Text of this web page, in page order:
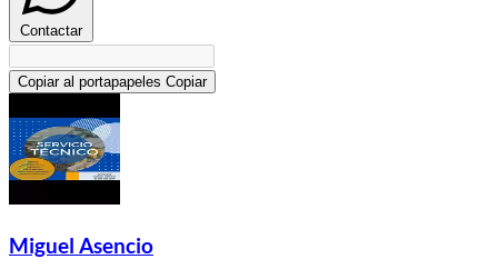
Contactar
Copiar al portapapeles Copiar
Miguel Asencio